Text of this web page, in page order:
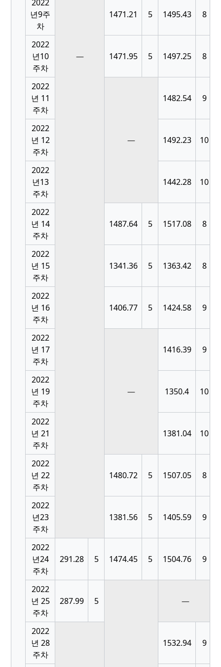
—
2022
년9주
차
1471.21 5 1495.43 8
2022
년10
주차
1471.95 5 1497.25 8
2022
년 11
주차
—
1482.54 9
2022
년 12
주차
1492.23 10
2022
년13
주차
1442.28 10
2022
년 14
주차
1487.64 5 1517.08 8
2022
년 15
주차
1341.36 5 1363.42 8
2022
년 16
주차
1406.77 5 1424.58 9
2022
년 17
주차
—
1416.39 9
2022
년 19
주차
1350.4 10
2022
년 21
주차
1381.04 10
2022
년 22
주차
1480.72 5 1507.05 8
2022
년23
주차
1381.56 5 1405.59 9
2022
년24
주차
291.28 5 1474.45 5 1504.76 9
2022
년 25
주차
287.99 5 —
2022
년 28
주차
1532.94 9